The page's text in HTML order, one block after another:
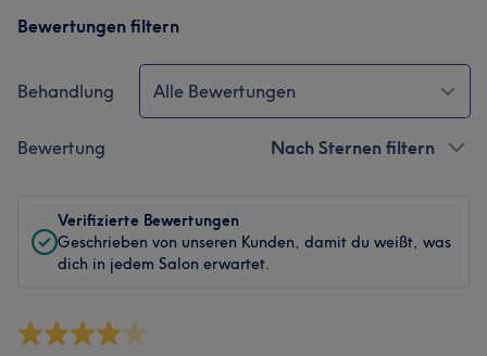
Bewertungen filtern
Behandlung Alle Bewertungen
Bewertung Nach Sternen filtern
Verifizierte Bewertungen
Geschrieben von unseren Kunden, damit du weißt, was
dich in jedem Salon erwartet.